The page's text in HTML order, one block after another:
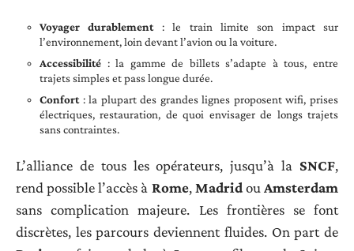
Voyager durablement: le train limite son impact sur
l’environnement, loin devant l’avion ou la voiture.
Accessibilité : la gamme de billets s’adapte à tous, entre
trajets simples et pass longue durée.
Confort: la plupart des grandes lignes proposent wifi, prises
électriques, restauration, de quoi envisager de longs trajets
sans contraintes.
L’alliance de tous les opérateurs, jusqu’à la SNCF,
rend possible l’accès à Rome,MadridouAmsterdam
sans complication majeure. Les frontières se font
discrètes, les parcours deviennent fluides. On part de